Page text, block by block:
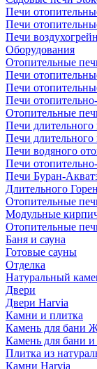
Печи
Печи
Печи
Оборудования
Отопительные
Печи
Печи
Печи
Отопительные
Печи
Печи
Печи водяного
Печи
Печи Буран-
Длительного
Отопительные
Модульные
Отопительные
Баня и сауна
Готовые сауны
Отделка
Натуральный
Двери
Двери Harvia
Камни и плитка
Камень для бани
Камень для бани
Плитка из
Камни Harvia